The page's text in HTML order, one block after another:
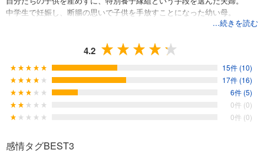
中学生で妊娠し、断腸の思いで子供を手放すことになった幼い母。
「このラストシーンはとてつもなく強いリアリティがある。」（解説よ
り）
...続きを読む
4.2
15件 (10)
17件 (16)
6件 (5)
0件 (0)
0件 (0)
感情タグBEST3